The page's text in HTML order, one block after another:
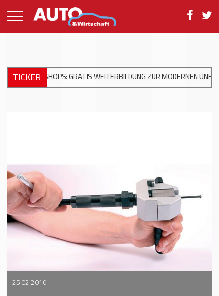
TICKER ZUR MODERNEN UNFALLREPARATUR +++ DKV
25.02.2010